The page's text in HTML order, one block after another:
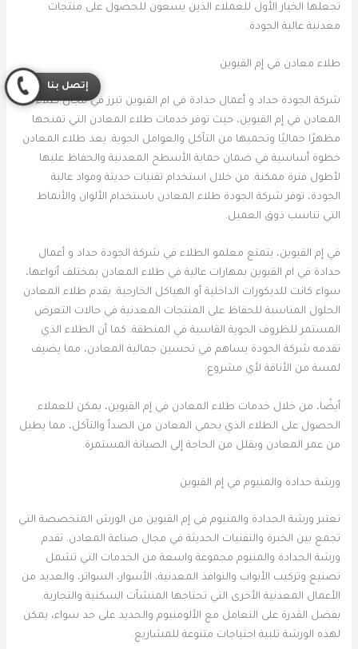
تجعلها الخيار الأول للعملاء الذين يسعون للحصول على منتجات
معدنية عالية الجودة.
طلاء معادن في إم القيوين
شركة الجودة حداد و أعمال حدادة في ام القيوين تبرز في مجال طلاء
المعادن في إم القيوين، حيث توفر خدمات طلاء المعادن التي تمنحها
مظهرًا جماليًا وتحميها من التآكل والعوامل الجوية. يعد طلاء المعادن
خطوة أساسية في ضمان حماية الأسطح المعدنية والحفاظ عليها
لأطول فترة ممكنة. من خلال استخدام تقنيات حديثة ومواد عالية
الجودة، توفر شركة الجودة طلاء المعادن باستخدام الألوان والأنماط
التي تناسب ذوق العميل.
في إم القيوين، يتمتع معلمو الطلاء في شركة الجودة حداد و أعمال
حدادة في ام القيوين بمهارات عالية في طلاء المعادن بمختلف أنواعها،
سواء كانت للديكورات الداخلية أو الهياكل الخارجية. يقدم طلاء المعادن
الحلول المناسبة للحفاظ على المنتجات المعدنية في حالات التعرض
المستمر للظروف الجوية القاسية في المنطقة. كما أن الطلاء الذي
تقدمه شركة الجودة يساهم في تحسين جمالية المعادن، مما يضيف
لمسة من الأناقة لأي مشروع.
أيضًا، من خلال خدمات طلاء المعادن في إم القيوين، يمكن للعملاء
الحصول على الطلاء الذي يحمي المعادن من الصدأ والتآكل، مما يطيل
من عمر المعادن ويقلل من الحاجة إلى الصيانة المستمرة.
ورشة حدادة والمنيوم في إم القيوين
تعتبر ورشة الحدادة والمنيوم في إم القيوين من الورش المتخصصة التي
تجمع بين الخبرة والتقنيات الحديثة في مجال صناعة المعادن. تقدم
ورشة الحدادة والمنيوم مجموعة واسعة من الخدمات التي تشمل
تصنيع وتركيب الأبواب والنوافذ المعدنية، الأسوار، السواتر، والعديد من
الأعمال المعدنية الأخرى التي تحتاجها المنشآت السكنية والتجارية.
بفضل القدرة على التعامل مع الألومنيوم والحديد على حد سواء، يمكن
لهذه الورشة تلبية احتياجات متنوعة للمشاريع.
إتصل بنا